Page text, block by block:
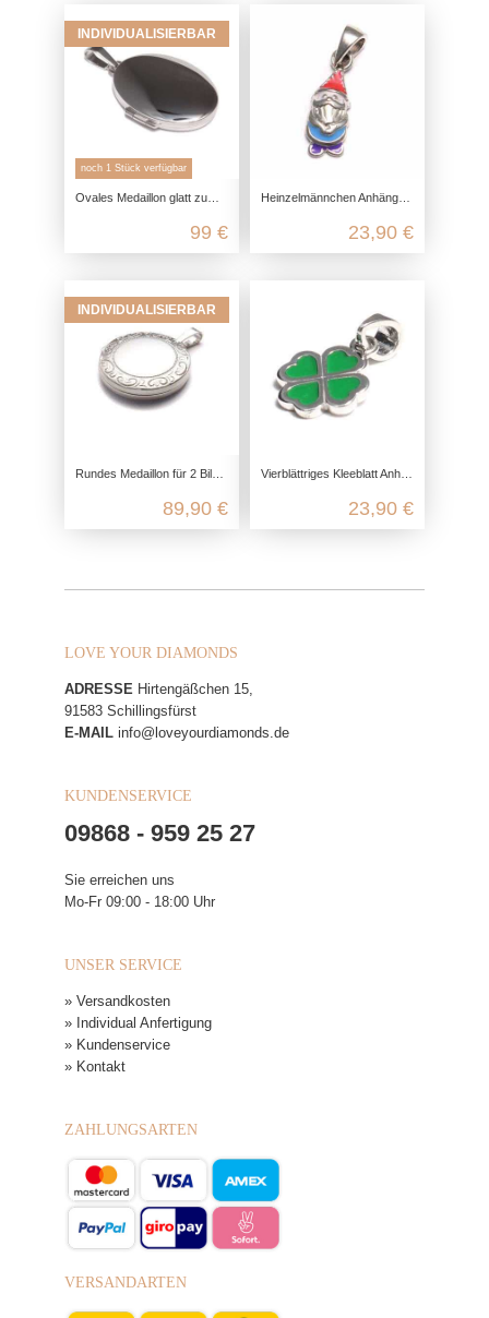
INDIVIDUALISIERBAR
noch 1 Stück verfügbar
Ovales Medaillon glatt zum Gravieren aus 925 Sterling Silber
99 €
Heinzelmännchen Anhänger 925 Sterling Silber, Gartenzwerg Kettenanhänger Silber, Kinderschmuck 925 Ketten Anhänger
23,90 €
INDIVIDUALISIERBAR
Rundes Medaillon für 2 Bilder aus 925 Sterling Silber
89,90 €
Vierblättriges Kleeblatt Anhänger aus 925 Sterling Silber
23,90 €
LOVE YOUR DIAMONDS
ADRESSE Hirtengäßchen 15,
91583 Schillingsfürst
E-MAIL info@loveyourdiamonds.de
KUNDENSERVICE
09868 - 959 25 27
Sie erreichen uns
Mo-Fr 09:00 - 18:00 Uhr
UNSER SERVICE
» Versandkosten
» Individual Anfertigung
» Kundenservice
» Kontakt
ZAHLUNGSARTEN
VERSANDARTEN